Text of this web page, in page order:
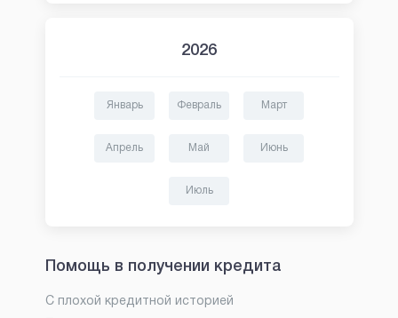
2026
Январь Февраль Март
Апрель Май Июнь
Июль
Помощь в получении кредита
С плохой кредитной историей